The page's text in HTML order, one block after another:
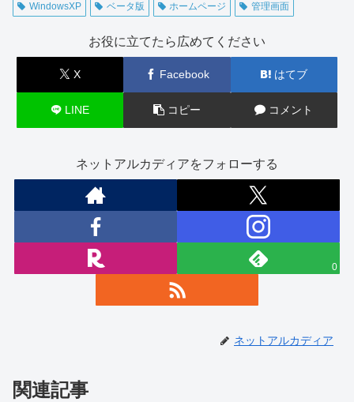
WindowsXP ベータ版 ホームページ 管理画面
お役に立てたら広めてください
X Facebook はてブ
LINE コピー コメント
ネットアルカディアをフォローする
0
ネットアルカディア
関連記事